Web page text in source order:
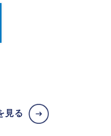
見る